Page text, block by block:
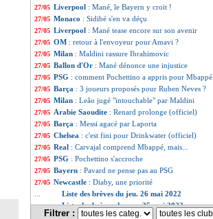
27/05 Liverpool : Mané, le Bayern y croit !
27/05 Monaco : Sidibé s'en va déçu
27/05 Liverpool : Mané tease encore sur son avenir
27/05 OM : retour à l'envoyeur pour Amavi ?
27/05 Milan : Maldini rassure Ibrahimovic
27/05 Ballon d'Or : Mané dénonce une injustice
27/05 PSG : comment Pochettino a appris pour Mbappé
27/05 Barça : 3 joueurs proposés pour Ruben Neves ?
27/05 Milan : Leão jugé "intouchable" par Maldini
27/05 Arabie Saoudite : Renard prolonge (officiel)
27/05 Barça : Messi agacé par Laporta
27/05 Chelsea : c'est fini pour Drinkwater (officiel)
27/05 Real : Carvajal comprend Mbappé, mais...
27/05 PSG : Pochettino s'accroche
27/05 Bayern : Pavard ne pense pas au PSG
27/05 Newcastle : Diaby, une priorité
Liste des brèves du jeu. 26 mai 2022
... Liste des brèves du mer. 25 mai 2022
Filtrer :